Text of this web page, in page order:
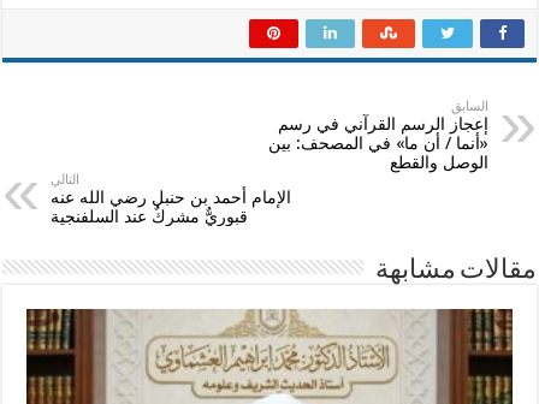
السابق
إعجاز الرسم القرآني في رسم
«أنما / أن ما» في المصحف: بين
الوصل والقطع
التالي
الإمام أحمد بن حنبل رضي الله عنه
قبوريٌّ مشركٌ عند السلفنجية
مقالات مشابهة